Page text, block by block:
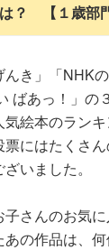
？ 【１歳部
き」「NHK
ばあっ！」の
絵本のラン
にはたくさ
いました。
さんのお気
の作品は、